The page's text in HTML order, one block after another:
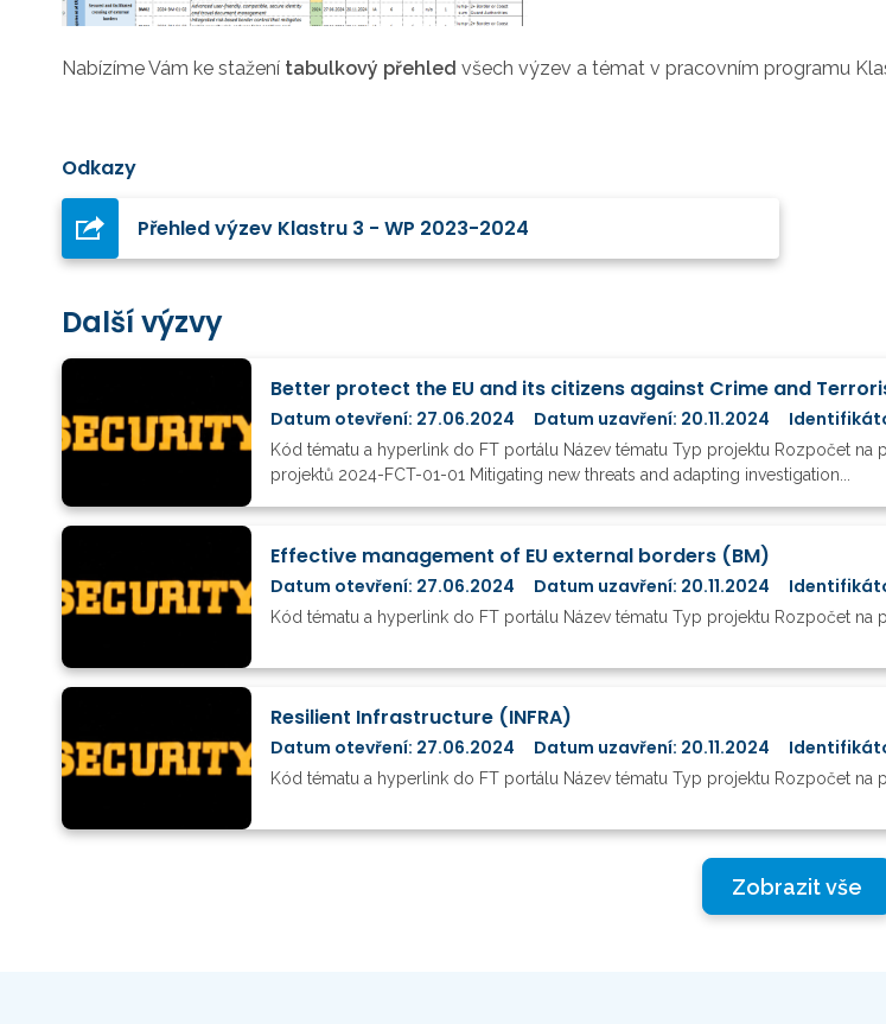
Nabízíme Vám ke stažení tabulkový přehled všech výzev a témat v pracovním programu
Odkazy
Přehled výzev Klastru 3 - WP 2023-2024
Další výzvy
Datum otevření: 27.06.2024
Datum uzavření: 20.11.2024
Kód tématu a hyperlink do FT portálu Název tématu Typ projektu Rozpočet
projektů 2024-FCT-01-01 Mitigating new threats and adapting investigation...
Effective management of EU external borders (BM)
Datum otevření: 27.06.2024
Datum uzavření: 20.11.2024
Kód tématu a hyperlink do FT portálu Název tématu Typ projektu Rozpočet na
Resilient Infrastructure (INFRA)
Datum otevření: 27.06.2024
Datum uzavření: 20.11.2024
Kód tématu a hyperlink do FT portálu Název tématu Typ projektu Rozpočet na
Zobrazit vše